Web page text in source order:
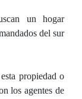
un hogar
del sur
propiedad o
los agentes de